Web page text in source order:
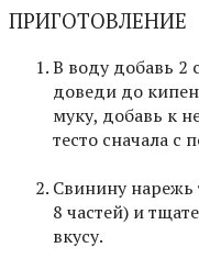
ПРИГОТОВЛЕНИЕ
В воду добавь 2
доведи до
муку, добавь к
тесто сначала
Свинину нарежь
8 частей) и
вкусу.